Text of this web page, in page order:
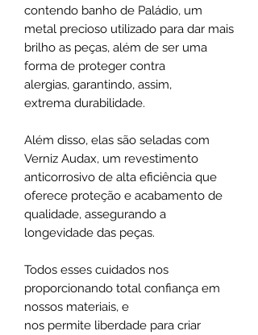
contendo banho de Paládio, um
metal precioso utilizado para dar mais
brilho as peças, além de ser uma
forma de proteger contra
alergias, garantindo, assim,
extrema durabilidade.
Além disso, elas são seladas com
Verniz Audax, um revestimento
anticorrosivo de alta eficiência que
oferece proteção e acabamento de
qualidade, assegurando a
longevidade das peças.
Todos esses cuidados nos
proporcionando total confiança em
nossos materiais, e
nos permite liberdade para criar